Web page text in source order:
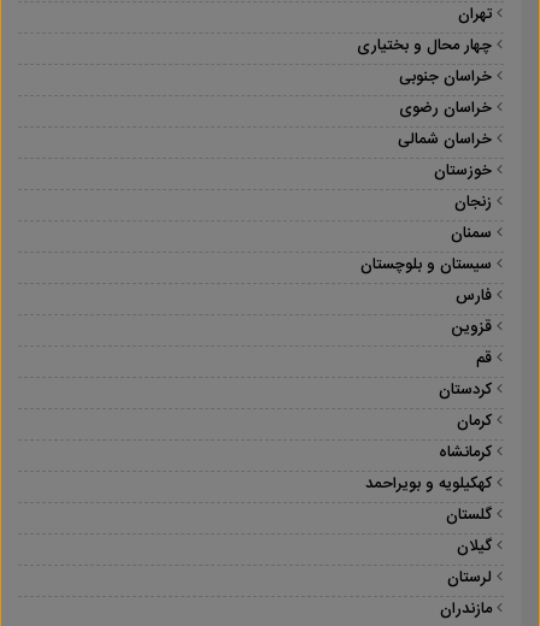
تهران
چهار محال و بختیاری
خراسان جنوبی
خراسان رضوی
خراسان شمالی
خوزستان
زنجان
سمنان
سیستان و بلوچستان
فارس
قزوین
قم
کردستان
کرمان
کرمانشاه
کهکیلویه و بویراحمد
گلستان
گیلان
لرستان
مازندران